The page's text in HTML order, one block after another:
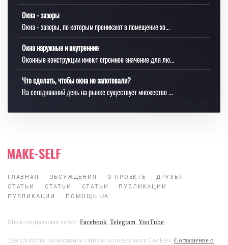
Окна - зазоры
Окна - зазоры, по которым проникают в помещение хо...
Окна наружные и внутренние
Оконные конструкции имеют огромное значение для лю...
Что сделать, чтобы окна не запотевали?
На сегодняшний день на рынке существует множество ...
ГЛАВНАЯ ОБСУЖДЕНИЯ О ПРОЕКТЕ
ДРУЗЬЯ
СТАТЬИ
СТАТЬИ СТАТЬИ
ПУБЛИКАЦИИ
ПУБЛИКАЦИИ
ПОМОЩЬ UA
Мы в социальных сетях: Facebook Telegram YouTube
Для удобства пользования сайтом используются Cookies. Соглашение о